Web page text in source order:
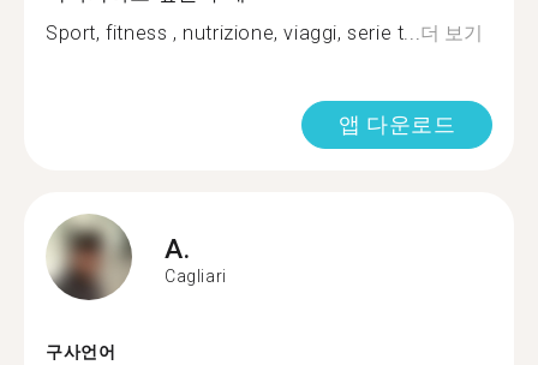
Sport, fitness , nutrizione, viaggi, serie t...더 보기
앱 다운로드
A.
Cagliari
구사언어